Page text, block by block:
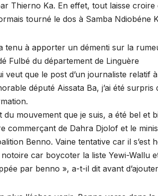
Thierno Ka. En effet, tout laisse
tourné le dos à Samba Ndiobéne
tenu à apporter un démenti sur la
Fulbé du département de Linguère
veut que le post d’un journaliste
député Aissata Ba, j’ai été
du mouvement que je suis, a été bel et
commerçant de Dahra Djolof et le
Benno. Vaine tentative car il
car boycoter la liste Yewi-Wallu
par benno », a-t-il dit avant